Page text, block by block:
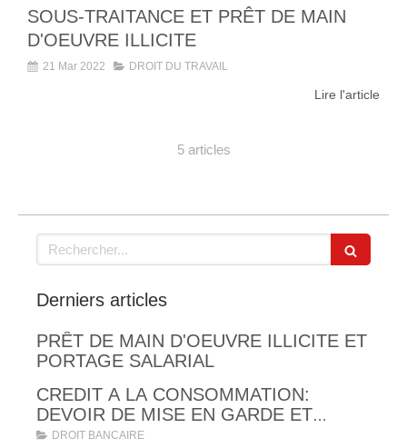
SOUS-TRAITANCE ET PRÊT DE MAIN
D'OEUVRE ILLICITE
21 Mar 2022 DROIT DU TRAVAIL
Lire l'article
5 articles
Rechercher
Derniers articles
PRÊT DE MAIN D'OEUVRE ILLICITE ET
PORTAGE SALARIAL
CREDIT A LA CONSOMMATION:
DEVOIR DE MISE EN GARDE ET
OBLIGATIONS LEGALES
DROIT BANCAIRE